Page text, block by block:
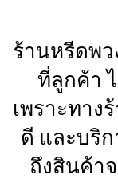
ร้านหรีดพ
ที่ลูกค้า
เพราะทาง
ดี และบริ
ถึงสินค้า